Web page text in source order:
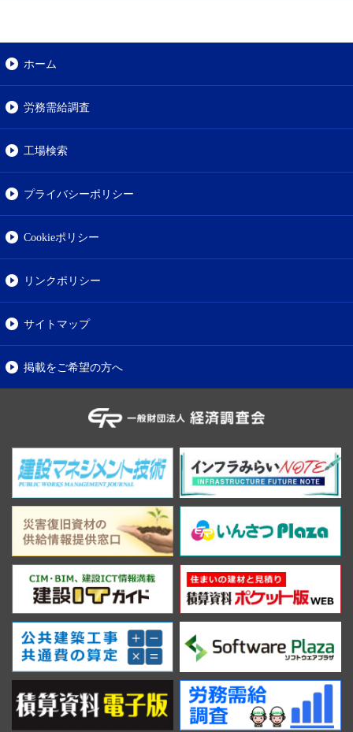
ホーム
労務需給調査
工場検索
プライバシーポリシー
Cookieポリシー
リンクポリシー
サイトマップ
掲載をご希望の方へ